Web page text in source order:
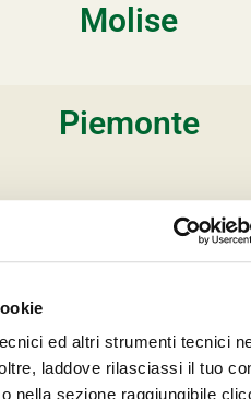
ed altri strumenti tecnici
laddove rilasciassi il tuo
nella sezione raggiungibile
Molise
Piemonte
Puglia
Sardegna